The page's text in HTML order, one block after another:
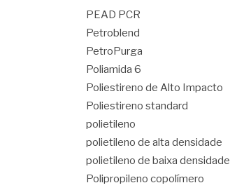
PEAD PCR
Petroblend
PetroPurga
Poliamida 6
Poliestireno de Alto Impacto
Poliestireno standard
polietileno
polietileno de alta densidade
polietileno de baixa densidade
Polipropileno copolímero